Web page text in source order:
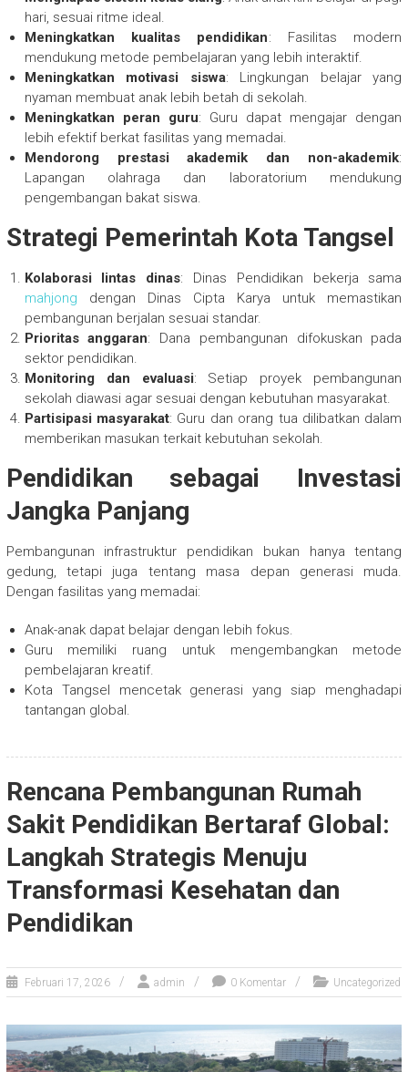
hari, sesuai ritme ideal.
Meningkatkan kualitas pendidikan: Fasilitas modern
mendukung metode pembelajaran yang lebih interaktif.
Meningkatkan motivasi siswa: Lingkungan belajar yang
nyaman membuat anak lebih betah di sekolah.
Meningkatkan peran guru: Guru dapat mengajar dengan
lebih efektif berkat fasilitas yang memadai.
Mendorong prestasi akademik dan non-akademik:
Lapangan olahraga dan laboratorium mendukung
pengembangan bakat siswa.
Strategi Pemerintah Kota Tangsel
Kolaborasi lintas dinas: Dinas Pendidikan bekerja sama
mahjong dengan Dinas Cipta Karya untuk memastikan
pembangunan berjalan sesuai standar.
Prioritas anggaran: Dana pembangunan difokuskan pada
sektor pendidikan.
Monitoring dan evaluasi: Setiap proyek pembangunan
sekolah diawasi agar sesuai dengan kebutuhan masyarakat.
Partisipasi masyarakat: Guru dan orang tua dilibatkan dalam
memberikan masukan terkait kebutuhan sekolah.
Pendidikan sebagai Investasi
Jangka Panjang
Pembangunan infrastruktur pendidikan bukan hanya tentang
gedung, tetapi juga tentang masa depan generasi muda.
Dengan fasilitas yang memadai:
Anak-anak dapat belajar dengan lebih fokus.
Guru memiliki ruang untuk mengembangkan metode
pembelajaran kreatif.
Kota Tangsel mencetak generasi yang siap menghadapi
tantangan global.
Rencana Pembangunan Rumah
Sakit Pendidikan Bertaraf Global:
Langkah Strategis Menuju
Transformasi Kesehatan dan
Pendidikan
Februari 17, 2026 admin 0 Komentar Uncategorized